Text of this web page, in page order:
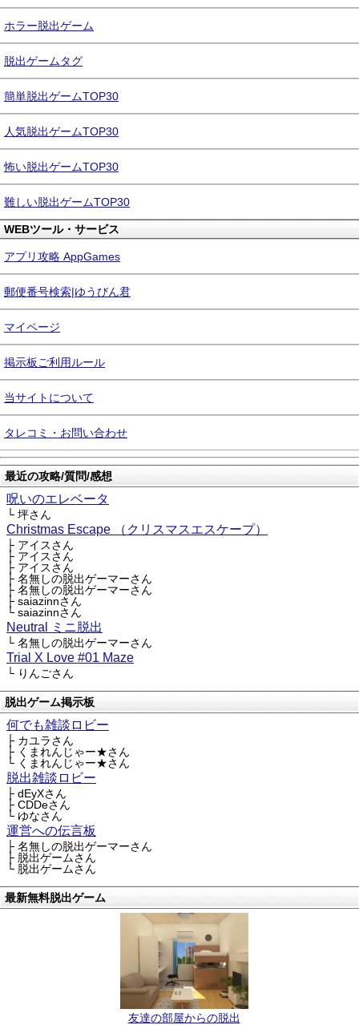
ホラー脱出ゲーム
脱出ゲームタグ
簡単脱出ゲームTOP30
人気脱出ゲームTOP30
怖い脱出ゲームTOP30
難しい脱出ゲームTOP30
WEBツール・サービス
アプリ攻略 AppGames
郵便番号検索|ゆうびん君
マイページ
掲示板ご利用ルール
当サイトについて
タレコミ・お問い合わせ
最近の攻略/質問/感想
呪いのエレベータ
└ 坪さん
Christmas Escape （クリスマスエスケープ）
├ アイスさん
├ アイスさん
├ アイスさん
├ 名無しの脱出ゲーマーさん
├ 名無しの脱出ゲーマーさん
├ saiazinnさん
└ saiazinnさん
Neutral ミニ脱出
└ 名無しの脱出ゲーマーさん
Trial X Love #01 Maze
└ りんごさん
脱出ゲーム掲示板
何でも雑談ロビー
├ カユラさん
├ くまれんじゃー★さん
└ くまれんじゃー★さん
脱出雑談ロビー
├ dEyXさん
├ CDDeさん
└ ゆなさん
運営への伝言板
├ 名無しの脱出ゲーマーさん
├ 脱出ゲームさん
└ 脱出ゲームさん
最新無料脱出ゲーム
友達の部屋からの脱出